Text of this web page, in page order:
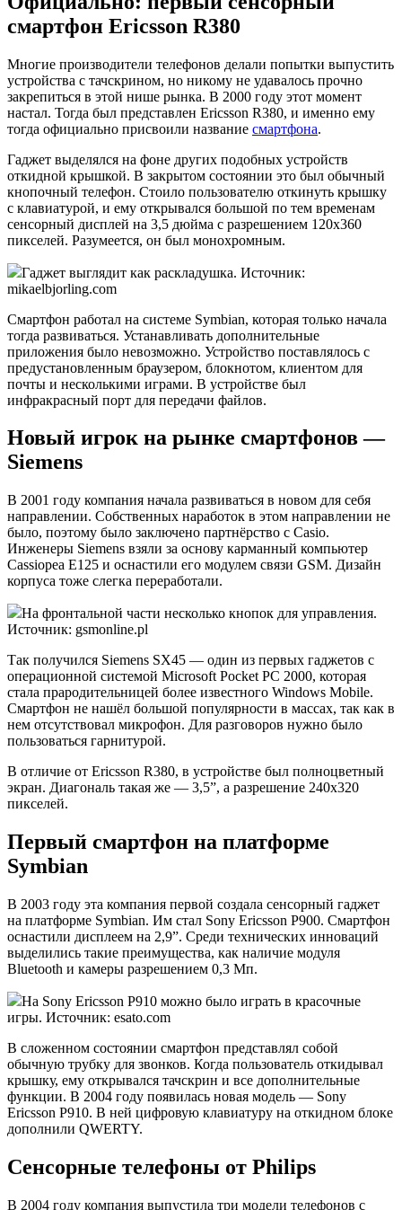
смартфон Ericsson R380
Многие производители телефонов делали попытки выпустить
устройства с тачскрином, но никому не удавалось прочно
закрепиться в этой нише рынка. В 2000 году этот момент
настал. Тогда был представлен Ericsson R380, и именно ему
тогда официально присвоили название смартфона.
Гаджет выделялся на фоне других подобных устройств
откидной крышкой. В закрытом состоянии это был обычный
кнопочный телефон. Стоило пользователю откинуть крышку
с клавиатурой, и ему открывался большой по тем временам
сенсорный дисплей на 3,5 дюйма с разрешением 120х360
пикселей. Разумеется, он был монохромным.
Гаджет выглядит как раскладушка. Источник:
mikaelbjorling.com
Смартфон работал на системе Symbian, которая только начала
тогда развиваться. Устанавливать дополнительные
приложения было невозможно. Устройство поставлялось с
предустановленным браузером, блокнотом, клиентом для
почты и несколькими играми. В устройстве был
инфракрасный порт для передачи файлов.
Новый игрок на рынке смартфонов —
Siemens
В 2001 году компания начала развиваться в новом для себя
направлении. Собственных наработок в этом направлении не
было, поэтому было заключено партнёрство с Casio.
Инженеры Siemens взяли за основу карманный компьютер
Cassiopea E125 и оснастили его модулем связи GSM. Дизайн
корпуса тоже слегка переработали.
На фронтальной части несколько кнопок для управления.
Источник: gsmonline.pl
Так получился Siemens SX45 — один из первых гаджетов с
операционной системой Microsoft Pocket PC 2000, которая
стала прародительницей более известного Windows Mobile.
Смартфон не нашёл большой популярности в массах, так как в
нем отсутствовал микрофон. Для разговоров нужно было
пользоваться гарнитурой.
В отличие от Ericsson R380, в устройстве был полноцветный
экран. Диагональ такая же — 3,5”, а разрешение 240х320
пикселей.
Первый смартфон на платформе
Symbian
В 2003 году эта компания первой создала сенсорный гаджет
на платформе Symbian. Им стал Sony Ericsson P900. Смартфон
оснастили дисплеем на 2,9”. Среди технических инноваций
выделились такие преимущества, как наличие модуля
Bluetooth и камеры разрешением 0,3 Мп.
На Sony Ericsson P910 можно было играть в красочные
игры. Источник: esato.com
В сложенном состоянии смартфон представлял собой
обычную трубку для звонков. Когда пользователь откидывал
крышку, ему открывался тачскрин и все дополнительные
функции. В 2004 году появилась новая модель — Sony
Ericsson P910. В ней цифровую клавиатуру на откидном блоке
дополнили QWERTY.
Сенсорные телефоны от Philips
В 2004 году компания выпустила три модели телефонов с